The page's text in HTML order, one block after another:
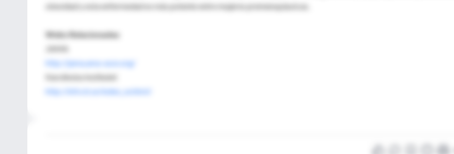
obesidad y esta enfermedad es más potente entre mujeres premenopáusicas.
Webs Relacionadas
JAMA
http://jama.ama-assn.org/
Karolinska Institutet
http://info.ki.se/index_se.html/